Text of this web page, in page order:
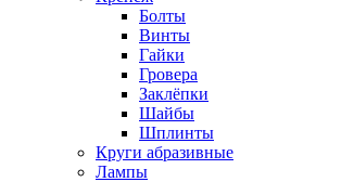
Болты
Винты
Гайки
Гровера
Заклёпки
Шайбы
Шплинты
Круги абразивные
Лампы